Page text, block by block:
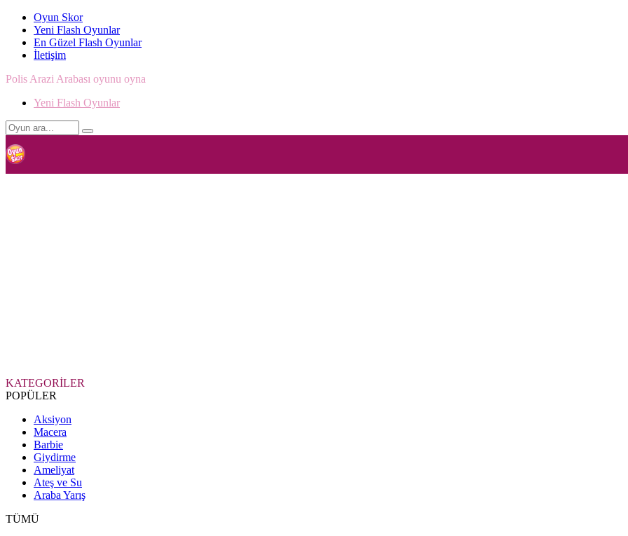
Oyun Skor
Yeni Flash Oyunlar
En Güzel Flash Oyunlar
İletişim
Polis Arazi Arabası oyunu oyna
Yeni Flash Oyunlar
KATEGORİLER
POPÜLER
Aksiyon
Macera
Barbie
Giydirme
Ameliyat
Ateş ve Su
Araba Yarış
TÜMÜ